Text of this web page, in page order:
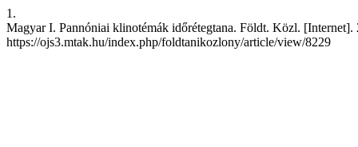
1.
Magyar I. Pannóniai klinotémák időrétegtana. Földt. Közl.
https://ojs3.mtak.hu/index.php/foldtanikozlony/article/view/8229